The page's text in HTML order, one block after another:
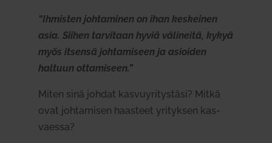
“Ihmisten joh­ta­minen on ihan kes­keinen
asia. Siihen tar­vitaan hyviä väli­neitä, kykyä
myös itsensä joh­ta­miseen ja asioiden
haltuun otta­miseen.”
Miten sinä johdat kas­vu­yri­tystäsi? Mitkä
ovat joh­ta­misen haasteet yri­tyksen kas­
vaessa?